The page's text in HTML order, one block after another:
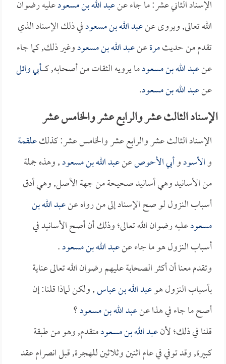
الإسناد الثاني عشر: ما جاء عنعبد الله بن مسعودعليه رضوان
الله تعالى, ويروى عنعبد الله بن مسعودفي ذلك الإسناد الذي
تقدم من حديثمرةعنعبد الله بن مسعودوغير ذلك, كما جاء
عنعبد الله بن مسعودما يرويه الثقات من أصحابه, كــــــأبي وائل
عنعبد الله بن مسعود.
الإسناد الثالث عشر والرابع عشر والخامس عشر
الإسناد الثالث عشر والرابع عشر والخامس عشر: كذلكعلقمة
والأسودوأبي الأحوصعنعبد الله بن مسعود, وهذه جملة
من الأسانيد وهي أسانيد صحيحة من جهة الأصل, وهي أدق
أسباب النزول لو صح الإسناد إلى من رواه عنعبد الله بن
مسعودعليه رضوان الله تعالى؛ وذلك أن أصح الأسانيد في
أسباب النزول هو ما جاء عنعبد الله بن مسعود.
وتقدم معنا أن أكثر الصحابة عليهم رضوان الله تعالى عناية
بأسباب النزول هوعبد الله بن عباس, ولكن لماذا قلنا: إن
أصح ما جاء في هذا عنعبد الله بن مسعود؟
قلنا في ذلك؛ لأنعبد الله بن مسعودمتقدم, وهو من طبقة
كبيرة, وقد توفي في عام اثنين وثلاثين للهجرة, قبل انصرام عقد